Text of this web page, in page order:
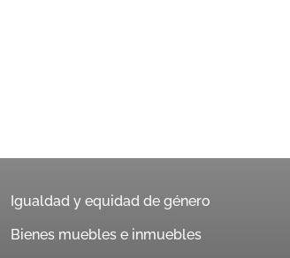
Igualdad y equidad de género
Bienes muebles e inmuebles